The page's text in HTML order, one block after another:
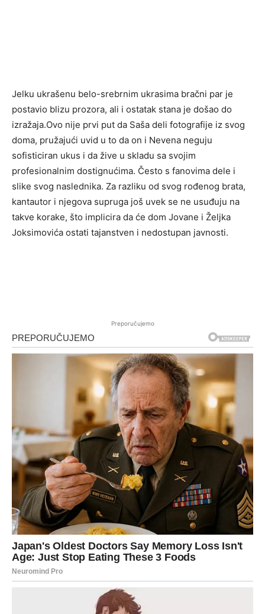
Jelku ukrašenu belo-srebrnim ukrasima bračni par je
postavio blizu prozora, ali i ostatak stana je došao do
izražaja.Ovo nije prvi put da Saša deli fotografije iz svog
doma, pružajući uvid u to da on i Nevena neguju
sofisticiran ukus i da žive u skladu sa svojim
profesionalnim dostignućima. Često s fanovima dele i
slike svog naslednika. Za razliku od svog rođenog brata,
kantautor i njegova supruga još uvek se ne usuđuju na
takve korake, što implicira da će dom Jovane i Željka
Joksimovića ostati tajanstven i nedostupan javnosti.
Preporučujemo